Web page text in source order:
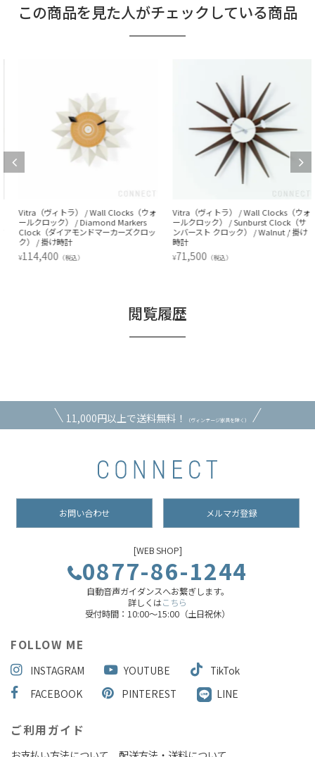
この商品を見た人がチェックしている商品
Vitra（ヴィトラ） / Wall Clocks（ウォ
ールクロック） / Diamond Markers
Clock（ダイアモンドマーカーズクロッ
ク） / 掛け時計
114,400（税込）
Vitra（ヴィトラ） / Wall Clocks（ウォ
ールクロック） / Sunburst Clock（サ
ンバースト クロック） / Walnut / 掛け
時計
71,500（税込）
閲覧履歴
11,000円以上で送料無料！ （ヴィンテージ家具を除く）
お問い合わせ メルマガ登録
[WEB SHOP]
0877-86-1244
自動音声ガイダンスへお繋ぎします。
詳しくはこちら
受付時間：10:00～15:00（土日祝休）
FOLLOW ME
INSTAGRAM YOUTUBE
TikTok
FACEBOOK
PINTEREST LINE
ご利用ガイド